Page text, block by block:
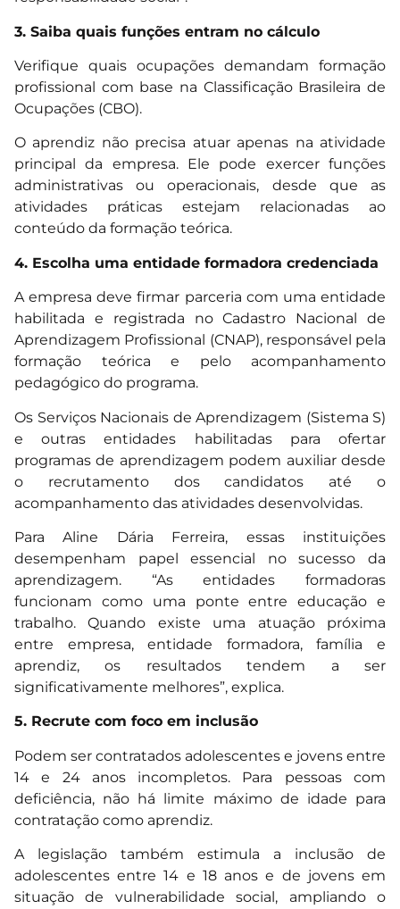
3. Saiba quais funções entram no cálculo
Verifique quais ocupações demandam formação
profissional com base na Classificação Brasileira de
Ocupações (CBO).
O aprendiz não precisa atuar apenas na atividade
principal da empresa. Ele pode exercer funções
administrativas ou operacionais, desde que as
atividades práticas estejam relacionadas ao
conteúdo da formação teórica.
4. Escolha uma entidade formadora credenciada
A empresa deve firmar parceria com uma entidade
habilitada e registrada no Cadastro Nacional de
Aprendizagem Profissional (CNAP), responsável pela
formação teórica e pelo acompanhamento
pedagógico do programa.
Os Serviços Nacionais de Aprendizagem (Sistema S)
e outras entidades habilitadas para ofertar
programas de aprendizagem podem auxiliar desde
o recrutamento dos candidatos até o
acompanhamento das atividades desenvolvidas.
Para Aline Dária Ferreira, essas instituições
desempenham papel essencial no sucesso da
aprendizagem. “As entidades formadoras
funcionam como uma ponte entre educação e
trabalho. Quando existe uma atuação próxima
entre empresa, entidade formadora, família e
aprendiz, os resultados tendem a ser
significativamente melhores”, explica.
5. Recrute com foco em inclusão
Podem ser contratados adolescentes e jovens entre
14 e 24 anos incompletos. Para pessoas com
deficiência, não há limite máximo de idade para
contratação como aprendiz.
A legislação também estimula a inclusão de
adolescentes entre 14 e 18 anos e de jovens em
situação de vulnerabilidade social, ampliando o